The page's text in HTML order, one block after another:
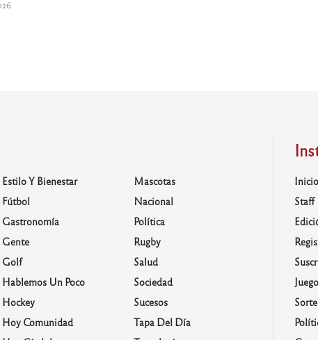
Estilo Y Bienestar
Fútbol
Gastronomía
Gente
Golf
Hablemos Un Poco
Hockey
Hoy Comunidad
Mascotas
Nacional
Política
Rugby
Salud
Sociedad
Sucesos
Tapa Del Día
Inicio
Staff